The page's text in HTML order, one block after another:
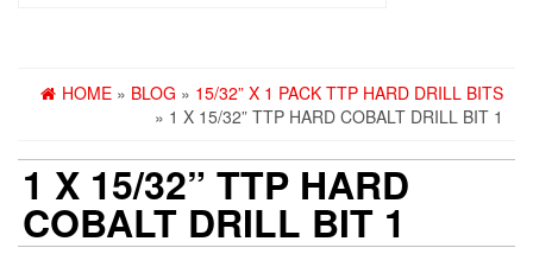
HOME » BLOG » 15/32” X 1 PACK TTP HARD DRILL BITS
» 1 X 15/32” TTP HARD COBALT DRILL BIT 1
1 X 15/32” TTP HARD
COBALT DRILL BIT 1